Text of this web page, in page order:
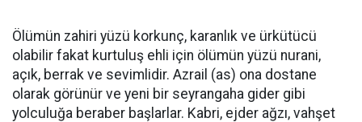
Ölümün zahiri yüzü korkunç, karanlık ve ürkütücü
olabilir fakat kurtuluş ehli için ölümün yüzü nurani,
açık, berrak ve sevimlidir. Azrail (as) ona dostane
olarak görünür ve yeni bir seyrangaha gider gibi
yolculuğa beraber başlarlar. Kabri, ejder ağzı, vahşet